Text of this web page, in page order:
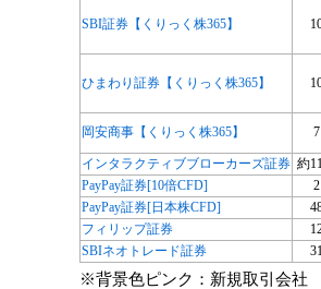
SBI証券【くりっく株365】
ひまわり証券【くりっく株365】
岡安商事【くりっく株365】 7
インタラクティブブローカーズ証券 約
PayPay証券[10倍CFD]
2
PayPay証券[日本株CFD]
フィリップ証券
SBIネオトレード証券
※背景色ピンク：新規取引会社